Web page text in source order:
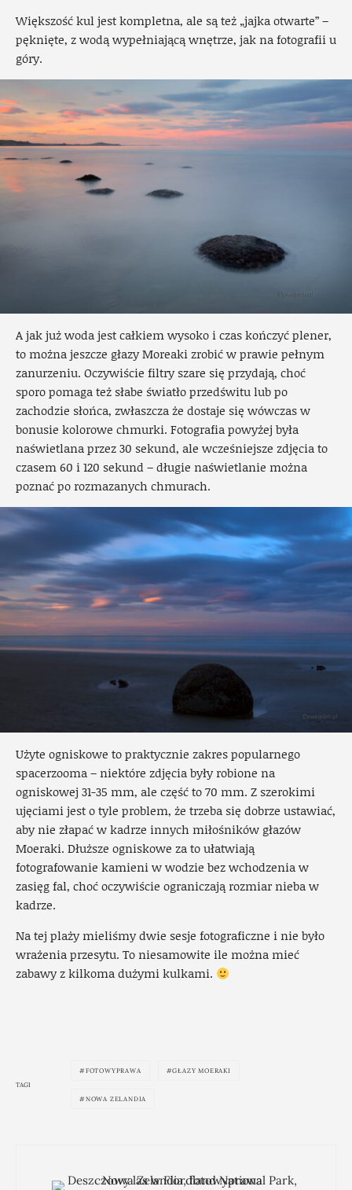
Większość kul jest kompletna, ale są też „jajka otwarte” –
pęknięte, z wodą wypełniającą wnętrze, jak na fotografii u
góry.
A jak już woda jest całkiem wysoko i czas kończyć plener,
to można jeszcze głazy Moreaki zrobić w prawie pełnym
zanurzeniu. Oczywiście filtry szare się przydają, choć
sporo pomaga też słabe światło przedświtu lub po
zachodzie słońca, zwłaszcza że dostaje się wówczas w
bonusie kolorowe chmurki. Fotografia powyżej była
naświetlana przez 30 sekund, ale wcześniejsze zdjęcia to
czasem 60 i 120 sekund – długie naświetlanie można
poznać po rozmazanych chmurach.
Użyte ogniskowe to praktycznie zakres popularnego
spacerzooma – niektóre zdjęcia były robione na
ogniskowej 31-35 mm, ale część to 70 mm. Z szerokimi
ujęciami jest o tyle problem, że trzeba się dobrze ustawiać,
aby nie złapać w kadrze innych miłośników głazów
Moeraki. Dłuższe ogniskowe za to ułatwiają
fotografowanie kamieni w wodzie bez wchodzenia w
zasięg fal, choć oczywiście ograniczają rozmiar nieba w
kadrze.
Na tej plaży mieliśmy dwie sesje fotograficzne i nie było
wrażenia przesytu. To niesamowite ile można mieć
zabawy z kilkoma dużymi kulkami.
TAGI
FOTOWYPRAWA GŁAZY MOERAKI
NOWA ZELANDIA